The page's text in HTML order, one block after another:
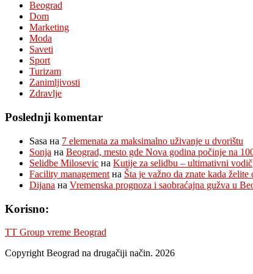
Beograd
Dom
Marketing
Moda
Saveti
Sport
Turizam
Zanimljivosti
Zdravlje
Poslednji komentar
Sasa на 7 elemenata za maksimalno uživanje u dvorištu
Sonja на Beograd, mesto gde Nova godina počinje na
Selidbe Milosevic на Kutije za selidbu – ultimativni vodič
Facility management на Šta je važno da znate kada
Dijana на Vremenska prognoza i saobraćajna gužva u
Korisno:
TT Group vreme Beograd
Copyright Beograd na drugačiji način. 2026